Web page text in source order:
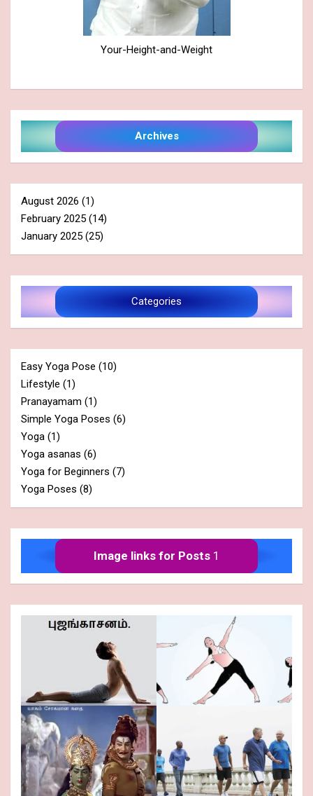
Your-Height-and-Weight
Archives
August 2026 (1)
February 2025 (14)
January 2025 (25)
Categories
Easy Yoga Pose (10)
Lifestyle (1)
Pranayamam (1)
Simple Yoga Poses (6)
Yoga (1)
Yoga asanas (6)
Yoga for Beginners (7)
Yoga Poses (8)
Image links for Posts 1